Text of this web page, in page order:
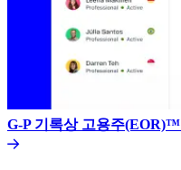
G-P 기록상 고용주(EOR)™​​